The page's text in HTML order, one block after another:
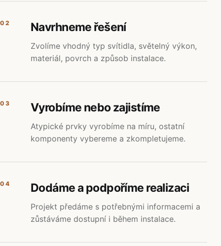
02 Navrhneme řešení
Zvolíme vhodný typ svítidla, světelný výkon,
materiál, povrch a způsob instalace.
03 Vyrobíme nebo zajistíme
Atypické prvky vyrobíme na míru, ostatní
komponenty vybereme a zkompletujeme.
04 Dodáme a podpoříme realizaci
Projekt předáme s potřebnými informacemi a
zůstáváme dostupní i během instalace.